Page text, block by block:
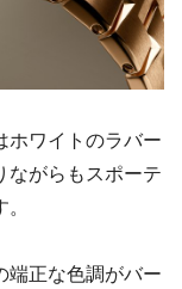
ホワイトのラバー
ながらもスポーテ
端正な色調がバー